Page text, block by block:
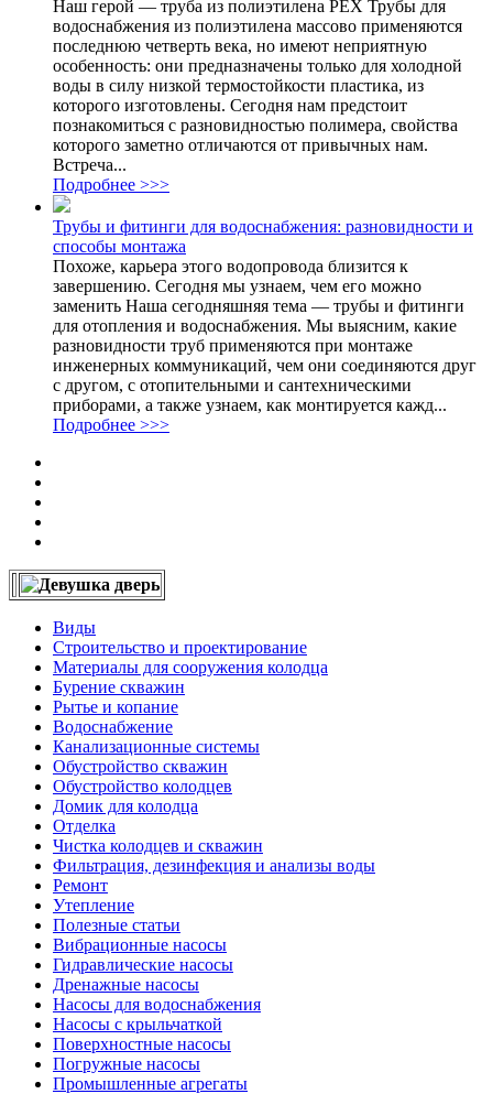
Наш герой — труба из полиэтилена PEX Трубы для
водоснабжения из полиэтилена массово применяются
последнюю четверть века, но имеют неприятную
особенность: они предназначены только для холодной
воды в силу низкой термостойкости пластика, из
которого изготовлены. Сегодня нам предстоит
познакомиться с разновидностью полимера, свойства
которого заметно отличаются от привычных нам.
Встреча...
Подробнее >>>
Трубы и фитинги для водоснабжения: разновидности и
способы монтажа
Похоже, карьера этого водопровода близится к
завершению. Сегодня мы узнаем, чем его можно
заменить Наша сегодняшняя тема — трубы и фитинги
для отопления и водоснабжения. Мы выясним, какие
разновидности труб применяются при монтаже
инженерных коммуникаций, чем они соединяются друг
с другом, с отопительными и сантехническими
приборами, а также узнаем, как монтируется кажд...
Подробнее >>>
Виды
Строительство и проектирование
Материалы для сооружения колодца
Бурение скважин
Рытье и копание
Водоснабжение
Канализационные системы
Обустройство скважин
Обустройство колодцев
Домик для колодца
Отделка
Чистка колодцев и скважин
Фильтрация, дезинфекция и анализы воды
Ремонт
Утепление
Полезные статьи
Вибрационные насосы
Гидравлические насосы
Дренажные насосы
Насосы для водоснабжения
Насосы с крыльчаткой
Поверхностные насосы
Погружные насосы
Промышленные агрегаты